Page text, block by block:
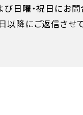
日
び日曜・祝日にお
以降にご返信させ